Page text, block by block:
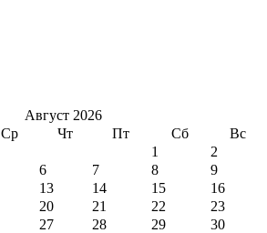
Август 2026
Ср Чт Пт Сб Вс
1
2
6 7 8
9
13 14 15
16
20 21 22
23
27 28 29
30